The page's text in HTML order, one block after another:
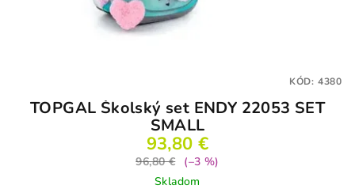
TOPGAL Školský set ENDY 22053 SET
SMALL
93,80 €
96,80 €
(–3 %)
Skladom
KÓD: 4380